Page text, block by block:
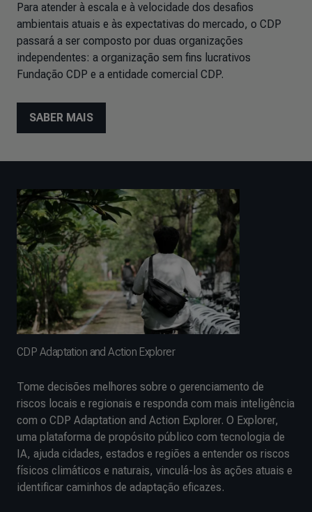
Para atender à escala e à velocidade dos desafios
ambientais atuais e às expectativas do mercado, o CDP
passará a ser composto por duas organizações
independentes: a organização sem fins lucrativos
Fundação CDP e a entidade comercial CDP.
SABER MAIS
CDP Adaptation and Action Explorer
Tome decisões melhores sobre o gerenciamento de
riscos locais e regionais e responda com mais inteligência
com o CDP Adaptation and Action Explorer. O Explorer,
uma plataforma de propósito público com tecnologia de
IA, ajuda cidades, estados e regiões a entender os riscos
físicos climáticos e naturais, vinculá-los às ações atuais e
identificar caminhos de adaptação eficazes.